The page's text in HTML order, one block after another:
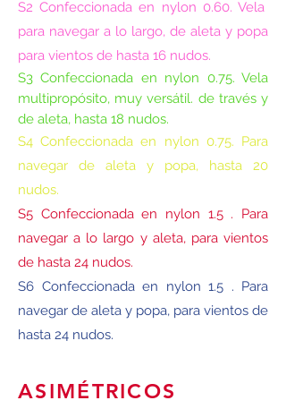
S2 Confeccionada en nylon 0.60. Vela
para navegar a lo largo, de aleta y popa
para vientos de hasta 16 nudos.
S3 Confeccionada en nylon 0.75. Vela
multipropósito, muyversátil. de través y
de aleta, hasta 18 nudos.
S4 Confeccionada en nylon 0.75. Para
navegar de aleta y popa, hasta 20
nudos.
S5 Confeccionada en nylon 1.5 . Para
navegar a lo largo y aleta, para vientos
de hasta 24 nudos.
S6 Confeccionada en nylon 1.5 . Para
navegar de aleta y popa, para vientos de
hasta 24 nudos.
ASIMÉTRICOS